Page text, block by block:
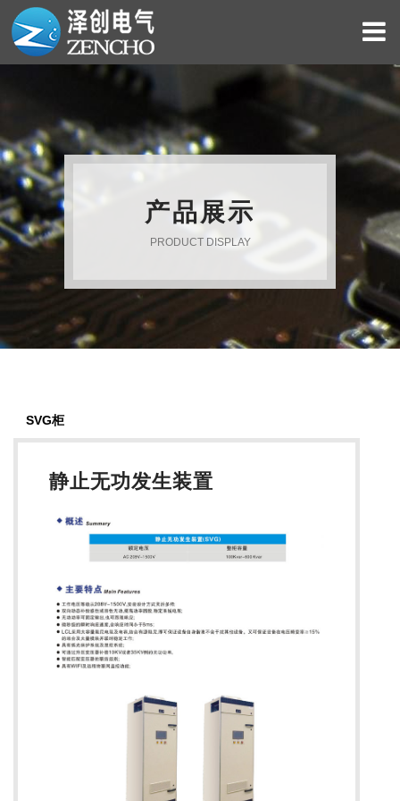
产品展示
PRODUCT DISPLAY
SVG柜
静止无功发生装置